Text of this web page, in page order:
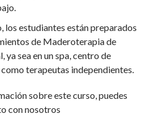
los estudiantes están preparados
de Maderoterapia de
ya sea en un spa, centro de
terapeutas independientes.
sobre este curso, puedes
con nosotros